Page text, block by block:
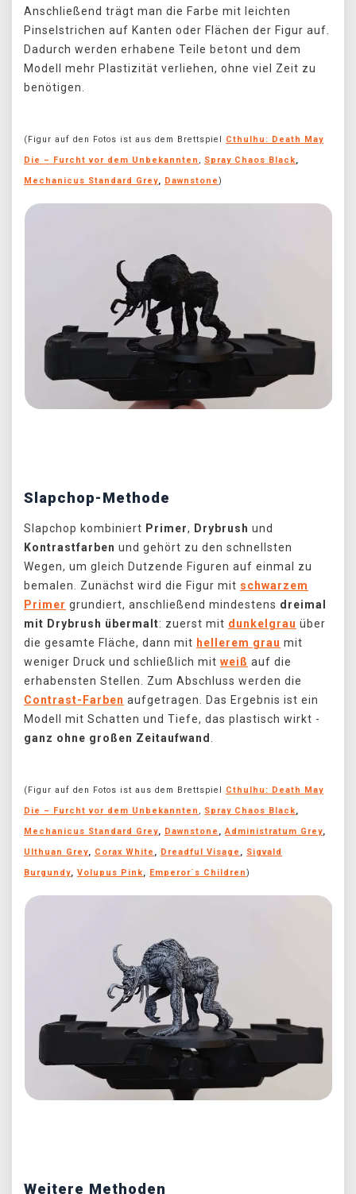
Anschließend trägt man die Farbe mit leichten
Pinselstrichen auf Kanten oder Flächen der Figur auf.
Dadurch werden erhabene Teile betont und dem
Modell mehr Plastizität verliehen, ohne viel Zeit zu
benötigen.
(Figur auf den Fotos ist aus dem Brettspiel Cthulhu: Death May
Die – Furcht vor dem Unbekannten , Spray Chaos Black,
Mechanicus Standard Grey, Dawnstone)
Slapchop-Methode
Slapchop kombiniert Primer, Drybrush und
Kontrastfarben und gehört zu den schnellsten
Wegen, um gleich Dutzende Figuren auf einmal zu
bemalen. Zunächst wird die Figur mit schwarzem
Primer grundiert, anschließend mindestens dreimal
mit Drybrush übermalt: zuerst mit dunkelgrau über
die gesamte Fläche, dann mit hellerem grau mit
weniger Druck und schließlich mit weiß auf die
erhabensten Stellen. Zum Abschluss werden die
Contrast-Farben aufgetragen. Das Ergebnis ist ein
Modell mit Schatten und Tiefe, das plastisch wirkt -
ganz ohne großen Zeitaufwand
(Figur auf den Fotos ist aus dem Brettspiel Cthulhu: Death May
Die – Furcht vor dem Unbekannten , Spray Chaos Black,
Mechanicus Standard Grey, Dawnstone ,Administratum Grey,
Ulthuan Grey, Corax White , Dreadful Visage , Sigvald
Burgundy, Volupus Pink, Emperor´s Children)
Weitere Methoden